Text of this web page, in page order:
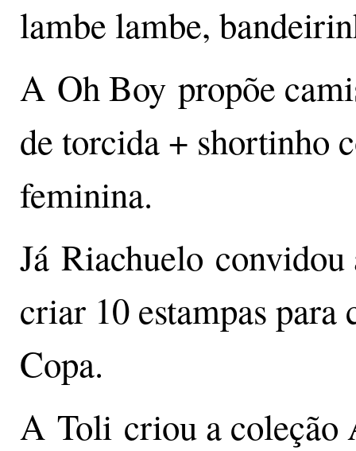
lambe lambe,
A Oh Boy propõe
de torcida + shortinho
feminina.
Já Riachuelo
criar 10 estampas para
Copa.
A Toli criou a coleção